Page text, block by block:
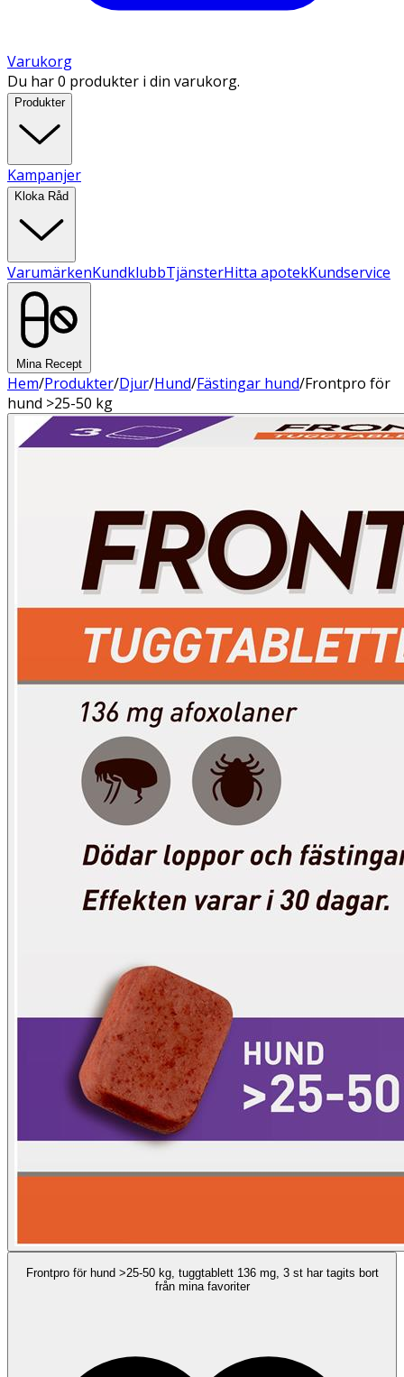
Varukorg
Du har 0 produkter i din varukorg.
Produkter
Kampanjer
Kloka Råd
VarumärkenKundklubbTjänsterHitta apotekKundservice
Mina Recept
Hem/Produkter/Djur/Hund/Fästingar hund/Frontpro för
hund >25-50 kg
Frontpro för hund >25-50 kg, tuggtablett 136 mg, 3 st har tagits bort
från mina favoriter